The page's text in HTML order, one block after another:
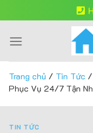
to
content
Trang chủ / Tin Tức /
Phục Vụ 24/7 Tận
TIN TỨC